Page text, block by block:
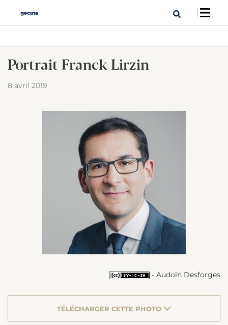
Portrait Franck Lirzin
8 avril 2019
- Audoin Desforges
TÉLÉCHARGER CETTE PHOTO